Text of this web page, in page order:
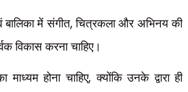
में संगीत,चित्रकला और अभिनय की
विकास करना चाहिए।
माध्यम होना चाहिए,क्योंकि उनके द्वारा ही